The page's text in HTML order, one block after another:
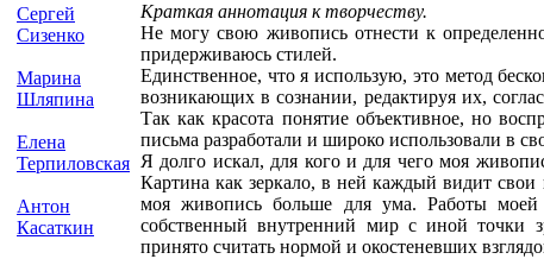
Сергей
Сизенко
Марина
Шляпина
Елена
Терпиловская
Антон
Касаткин
Краткая аннотация к творчеству.
Не могу свою живопись отнести к
придерживаюсь стилей.
Единственное, что я использую, это метод
возникающих в сознании, редактируя их,
Так как красота понятие объективное, но
письма разработали и широко использовали в
Я долго искал, для кого и для чего моя
Картина как зеркало, в ней каждый видит
моя живопись больше для ума. Работы
собственный внутренний мир с иной точки
принято считать нормой и окостеневших